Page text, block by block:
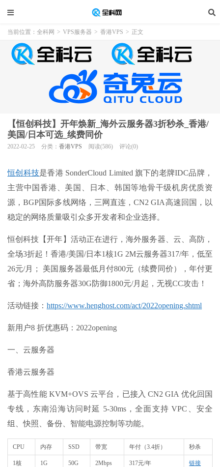
当前位置： 全科网 > VPS服务器 > 香港VPS > 正文
【恒创科技】开年焕新_海外云服务器3折秒杀_香港/
美国/日本可选_续费同价
2022-02-25 分类： 香港VPS 阅读(586) 评论(0)
恒创科技是香港 SonderCloud Limited 旗下的老牌IDC品牌，
主营中国香港、美国、日本、韩国等地骨干级机房优质资
源，BGP国际多线网络，三网直连，CN2 GIA高速回国，以
稳定的网络质量吸引众多开发者和企业选择。
恒创科技【开年】活动正在进行，海外服务器、云、高防，
全场3折起！香港/美国/日本1核1G 2M云服务器317/年，低至
26元/月； 美国服务器最低月付800元（续费同价），年付更
省；海外高防服务器30G防御1800元/月起，无视CC攻击！
活动链接： https://www.henghost.com/act/2022opening.shtml
新用户8 折优惠码：2022opening
一、云服务器
香港云服务器
基于高性能 KVM+OVS 云平台，已接入 CN2 GIA 优化回国
专线，东南沿海访问时延 5-30ms，全面支持 VPC、安全
组、快照、备份、智能电源控制等功能。
CPU 内存 SSD 带宽 年付（3.4折） 秒杀
1核 1G 50G 2Mbps 317元/年 链接